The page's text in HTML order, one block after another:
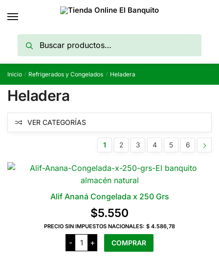
por:
Buscar
Inicio / Refrigerados y Congelados / Heladera
Heladera
VER CATEGORÍAS
1 2 3 4 5 6
Alif Ananá Congelada x 250 Grs
$5.550
PRECIO SIN IMPUESTOS NACIONALES: $ 4.586,78
-
Alif
Ananá
Congelada
+ COMPRAR